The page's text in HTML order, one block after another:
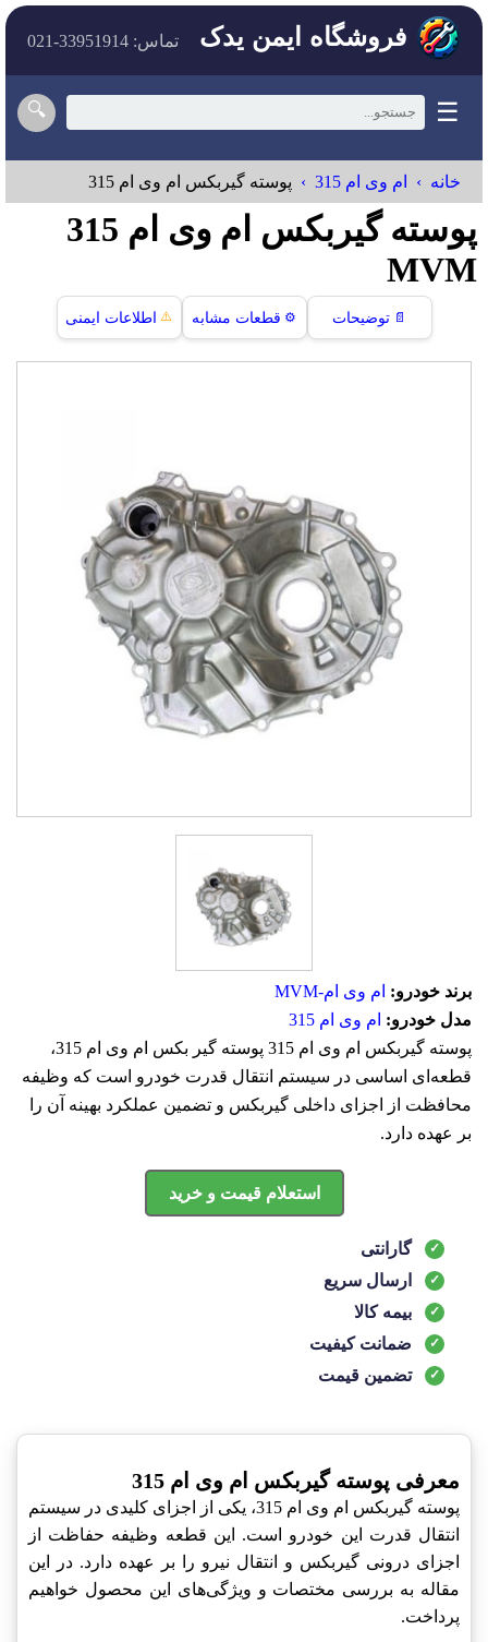
فروشگاه ایمن یدک تماس: 33951914-021
☰
🔍
خانه ام وی ام 315 پوسته گيربکس ام وی ام 315
پوسته گيربکس ام وی ام 315
MVM
📄 توضیحات ⚙️ قطعات مشابه ⚠️ اطلاعات ایمنی
برند خودرو: ام وی ام-MVM
مدل خودرو: ام وی ام 315
پوسته گيربکس ام وی ام 315 پوسته گیر بکس ام وی ام 315،
قطعه‌ای اساسی در سیستم انتقال قدرت خودرو است که وظیفه
محافظت از اجزای داخلی گیربکس و تضمین عملکرد بهینه آن را
بر عهده دارد.
استعلام قیمت و خرید
گارانتی
ارسال سریع
بیمه کالا
ضمانت کیفیت
تضمین قیمت
معرفی پوسته گيربکس ام وی ام 315
پوسته گيربکس ام وی ام 315، یکی از اجزای کلیدی در سیستم
انتقال قدرت این خودرو است. این قطعه وظیفه حفاظت از
اجزای درونی گيربکس و انتقال نیرو را بر عهده دارد. در این
مقاله به بررسی مختصات و ویژگی‌های این محصول خواهیم
پرداخت.